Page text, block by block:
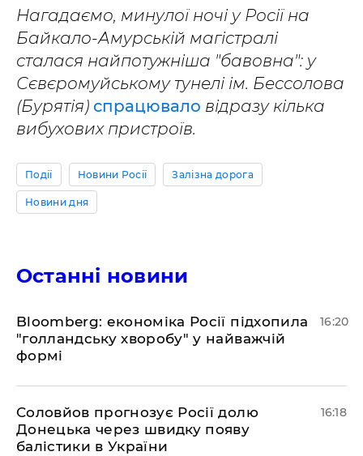
Нагадаємо, минулої ночі у Росії на
Байкало-Амурській магістралі
сталася найпотужніша "бавовна": у
Сєвєромуйському тунелі ім. Бессолова
(Бурятія) спрацювало відразу кілька
вибухових пристроїв.
Події Новини Росії Залізна дорога
Новини дня
Останні новини
Bloomberg: економіка Росії підхопила
"голландську хворобу" у найважчій
формі
16:20
Соловйов прогнозує Росії долю
Донецька через швидку появу
балістики в України
16:18